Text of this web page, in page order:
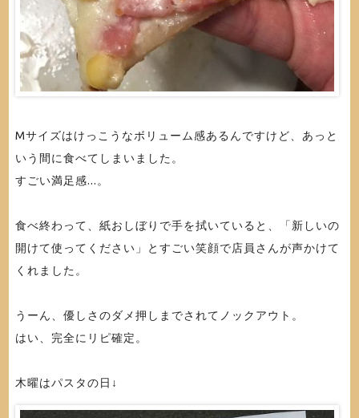
Mサイズはけっこうなボリューム感あるんですけど、あっと
いう間に食べてしまいました。
すごい満足感...。
食べ終わって、紙おしぼりで手を拭いていると、「新しいの
開けて使ってください」とすごい笑顔で店員さんが声かけて
くれました。
うーん、優しさのダメ押しまでされてノックアウト。
はい、完全にリピ確定。
木曜はパスタの日↓